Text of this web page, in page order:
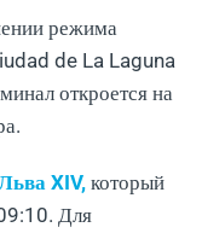
режима
de La Laguna
откроется на
XIV, который
Для